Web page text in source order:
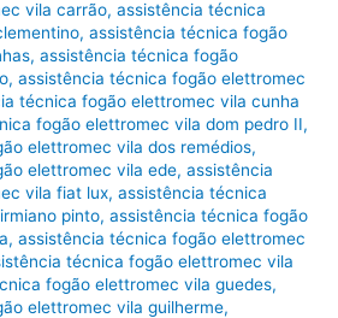
vila carrão,assistência técnica
,assistência técnica fogão
,assistência técnica fogão
,assistência técnica fogão elettromec
técnica fogão elettromec vila cunha
fogão elettromec vila dom pedro II,
elettromec vila dos remédios,
elettromec vila ede,assistência
vila fiat lux,assistência técnica
pinto,assistência técnica fogão
,assistência técnica fogão elettromec
técnica fogão elettromec vila
fogão elettromec vila guedes,
elettromec vila guilherme,